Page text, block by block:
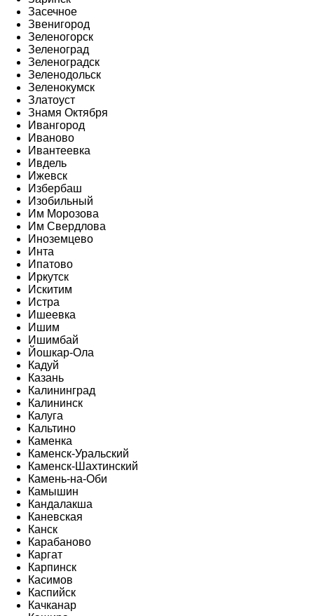
Засечное
Звенигород
Зеленогорск
Зеленоград
Зеленоградск
Зеленодольск
Зеленокумск
Златоуст
Знамя Октября
Ивангород
Иваново
Ивантеевка
Ивдель
Ижевск
Избербаш
Изобильный
Им Морозова
Им Свердлова
Иноземцево
Инта
Ипатово
Иркутск
Искитим
Истра
Ишеевка
Ишим
Ишимбай
Йошкар-Ола
Кадуй
Казань
Калининград
Калининск
Калуга
Кальтино
Каменка
Каменск-Уральский
Каменск-Шахтинский
Камень-на-Оби
Камышин
Кандалакша
Каневская
Канск
Карабаново
Каргат
Карпинск
Касимов
Каспийск
Качканар